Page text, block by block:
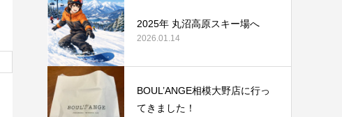
2025年 丸沼高原スキー場へ
2026.01.14
BOUL’ANGE相模大野店に行っ
てきました！